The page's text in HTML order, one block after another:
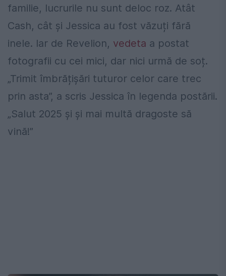
familie, lucrurile nu sunt deloc roz. Atât
Cash, cât și Jessica au fost văzuți fără
inele. Iar de Revelion, vedeta a postat
fotografii cu cei mici, dar nici urmă de soț.
„Trimit îmbrățișări tuturor celor care trec
prin asta”, a scris Jessica în legenda postării.
„Salut 2025 și și mai multă dragoste să
vină!”